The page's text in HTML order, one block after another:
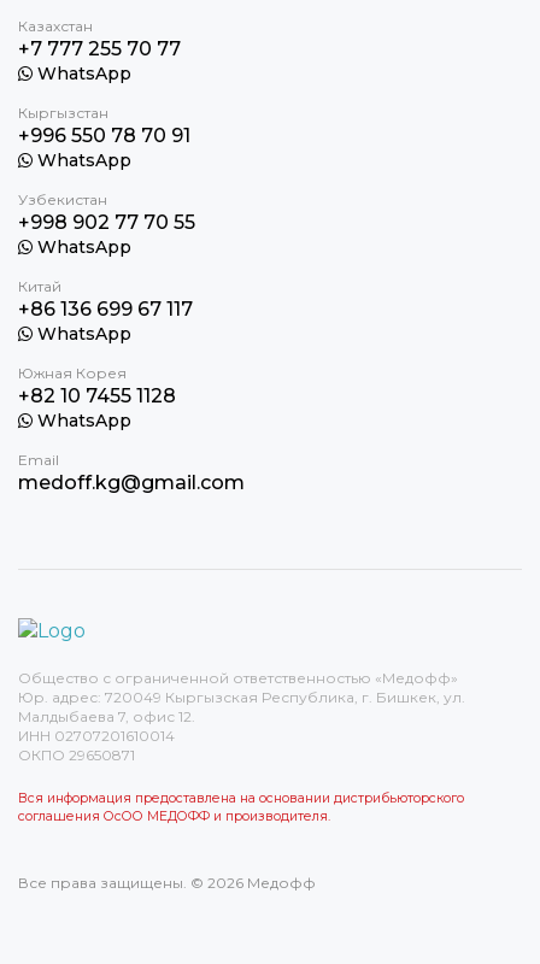
Казахстан
+7 777 255 70 77
WhatsApp
Кыргызстан
+996 550 78 70 91
WhatsApp
Узбекистан
+998 902 77 70 55
WhatsApp
Китай
+86 136 699 67 117
WhatsApp
Южная Корея
+82 10 7455 1128
WhatsApp
Email
medoff.kg@gmail.com
Общество с ограниченной ответственностью «Медофф»
Юр. адрес: 720049 Кыргызская Республика, г. Бишкек, ул.
Малдыбаева 7, офис 12.
ИНН 02707201610014
ОКПО 29650871
Вся информация предоставлена на основании дистрибьюторского
соглашения ОсОО МЕДОФФ и производителя.
Все права защищены. © 2026 Медофф